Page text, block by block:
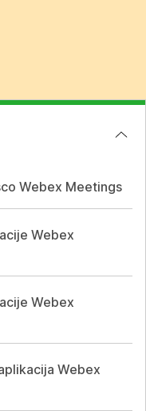
Webex Meetings
Webex
Webex
Webex